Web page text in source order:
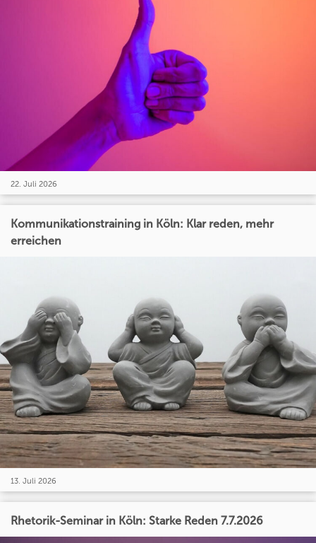
22. Juli 2026
Kommunikationstraining in Köln: Klar reden, mehr
erreichen
13. Juli 2026
Rhetorik-Seminar in Köln: Starke Reden 7.7.2026